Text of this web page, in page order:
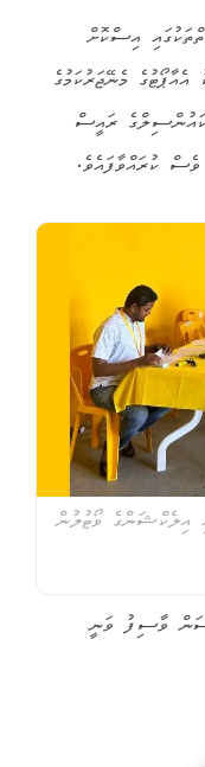
އިސްކޮށް
މެނޭޖަރުކަމުގެ
ކައުންސިލްގެ ރައީސް
ކުރައްވާފައެވެ.
އިލެކްޝަންގެ ވޯޓުލުން
ވާސިފު ވަނީ